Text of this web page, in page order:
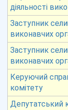
діяльності
Заступник
виконавчих
Заступник
виконавчих
Керуючий
комітету
Депутатський